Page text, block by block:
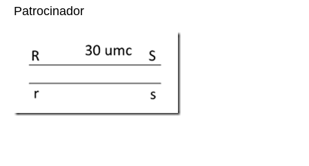
Patrocinador